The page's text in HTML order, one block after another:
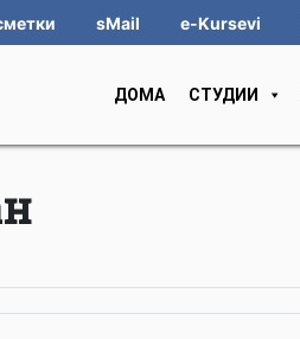
sMail e-Kursevi
ДОМА СТУДИИ